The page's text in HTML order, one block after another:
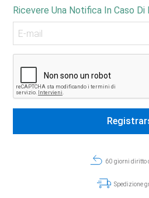
Ricevere Una Notifica In Caso Di
60 giorni diritto
Spedizione